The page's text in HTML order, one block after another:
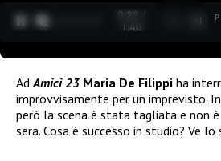
0:30 /
1:40
Ad Amici 23 Maria De Filippi ha
improvvisamente per un imprevisto.
però la scena è stata tagliata e non
sera. Cosa è successo in studio? Ve